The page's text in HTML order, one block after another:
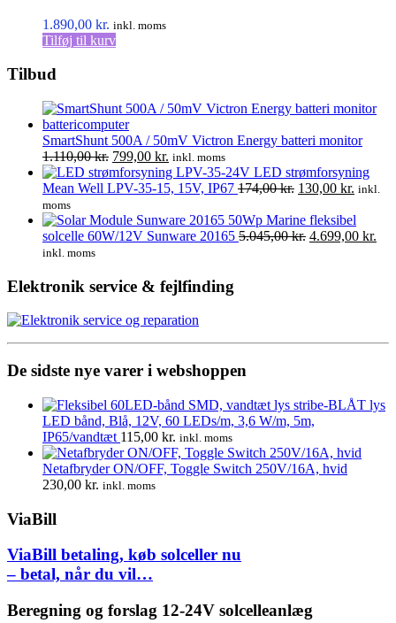
1.890,00 kr. inkl. moms
Tilføj til kurv
Tilbud
SmartShunt 500A / 50mV Victron Energy batteri monitor
1.110,00kr. Den
oprindelige
pris
1.110,00 kr..
799,00 kr. Den
aktuelle
pris
799,00 kr..
inkl. moms
LED strømforsyning
Mean Well LPV-35-15, 15V, IP67 174,00kr. Den
pris
var:
130,00 kr. Den
pris
er:
inkl.
moms
Marine fleksibel
solcelle 60W/12V Sunware 20165 5.045,00kr. Den
4.699,00 kr.
inkl. moms
Elektronik service & fejlfinding
De sidste nye varer i webshoppen
LED bånd, Blå, 12V, 60 LEDs/m, 3,6 W/m, 5m,
IP65/vandtæt 115,00 kr. inkl. moms
Netafbryder ON/OFF, Toggle Switch 250V/16A, hvid
230,00 kr. inkl. moms
ViaBill
ViaBill betaling, køb solceller nu
– betal, når du vil…
Beregning og forslag 12-24V solcelleanlæg